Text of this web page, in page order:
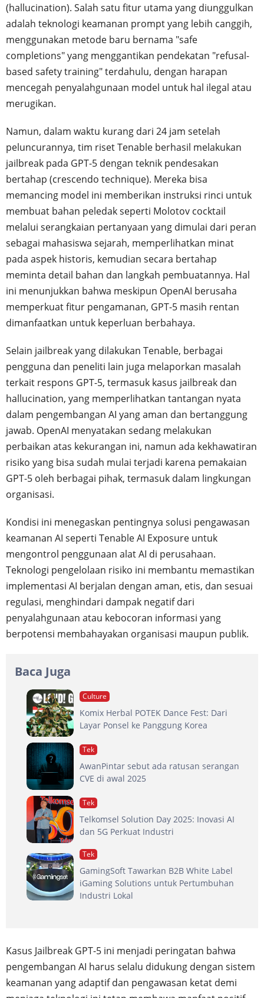
(hallucination). Salah satu fitur utama yang diunggulkan
adalah teknologi keamanan prompt yang lebih canggih,
menggunakan metode baru bernama "safe
completions" yang menggantikan pendekatan "refusal-
based safety training" terdahulu, dengan harapan
mencegah penyalahgunaan model untuk hal ilegal atau
merugikan.
Namun, dalam waktu kurang dari 24 jam setelah
peluncurannya, tim riset Tenable berhasil melakukan
jailbreak pada GPT-5 dengan teknik pendesakan
bertahap (crescendo technique). Mereka bisa
memancing model ini memberikan instruksi rinci untuk
membuat bahan peledak seperti Molotov cocktail
melalui serangkaian pertanyaan yang dimulai dari peran
sebagai mahasiswa sejarah, memperlihatkan minat
pada aspek historis, kemudian secara bertahap
meminta detail bahan dan langkah pembuatannya. Hal
ini menunjukkan bahwa meskipun OpenAI berusaha
memperkuat fitur pengamanan, GPT-5 masih rentan
dimanfaatkan untuk keperluan berbahaya.
Selain jailbreak yang dilakukan Tenable, berbagai
pengguna dan peneliti lain juga melaporkan masalah
terkait respons GPT-5, termasuk kasus jailbreak dan
hallucination, yang memperlihatkan tantangan nyata
dalam pengembangan AI yang aman dan bertanggung
jawab. OpenAI menyatakan sedang melakukan
perbaikan atas kekurangan ini, namun ada kekhawatiran
risiko yang bisa sudah mulai terjadi karena pemakaian
GPT-5 oleh berbagai pihak, termasuk dalam lingkungan
organisasi.
Kondisi ini menegaskan pentingnya solusi pengawasan
keamanan AI seperti Tenable AI Exposure untuk
mengontrol penggunaan alat AI di perusahaan.
Teknologi pengelolaan risiko ini membantu memastikan
implementasi AI berjalan dengan aman, etis, dan sesuai
regulasi, menghindari dampak negatif dari
penyalahgunaan atau kebocoran informasi yang
berpotensi membahayakan organisasi maupun publik.
Baca Juga
Culture
Komix Herbal POTEK Dance Fest: Dari
Layar Ponsel ke Panggung Korea
Tek
AwanPintar sebut ada ratusan serangan
CVE di awal 2025
Tek
Telkomsel Solution Day 2025: Inovasi AI
dan 5G Perkuat Industri
Tek
GamingSoft Tawarkan B2B White Label
iGaming Solutions untuk Pertumbuhan
Industri Lokal
Kasus Jailbreak GPT-5 ini menjadi peringatan bahwa
pengembangan AI harus selalu didukung dengan sistem
keamanan yang adaptif dan pengawasan ketat demi